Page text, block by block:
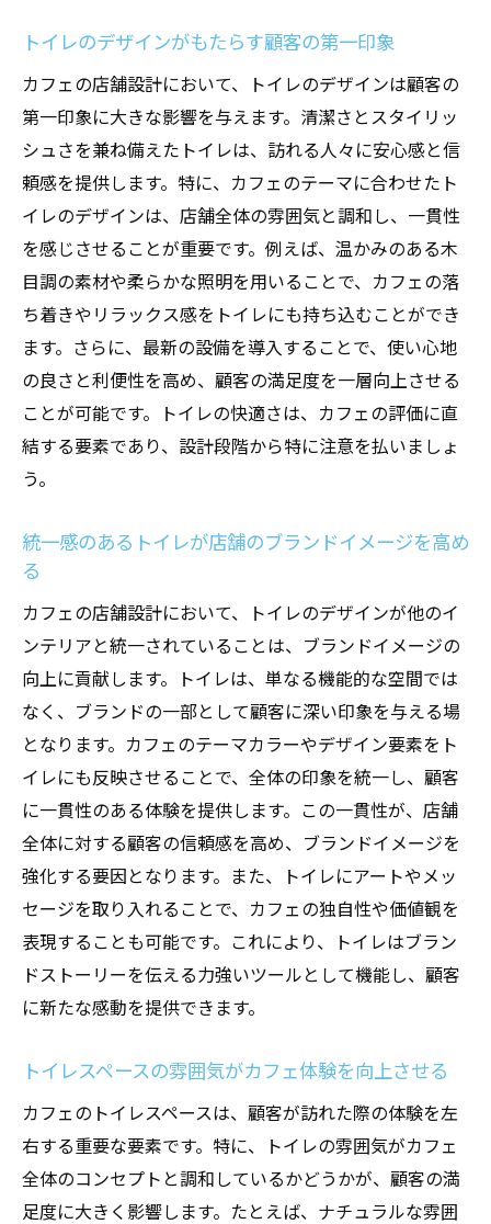
トイレのデザインがもたらす顧客の第一印象
カフェの店舗設計において、トイレのデザインは顧客の
第一印象に大きな影響を与えます。清潔さとスタイリッ
シュさを兼ね備えたトイレは、訪れる人々に安心感と信
頼感を提供します。特に、カフェのテーマに合わせたト
イレのデザインは、店舗全体の雰囲気と調和し、一貫性
を感じさせることが重要です。例えば、温かみのある木
目調の素材や柔らかな照明を用いることで、カフェの落
ち着きやリラックス感をトイレにも持ち込むことができ
ます。さらに、最新の設備を導入することで、使い心地
の良さと利便性を高め、顧客の満足度を一層向上させる
ことが可能です。トイレの快適さは、カフェの評価に直
結する要素であり、設計段階から特に注意を払いましょ
う。
統一感のあるトイレが店舗のブランドイメージを高め
る
カフェの店舗設計において、トイレのデザインが他のイ
ンテリアと統一されていることは、ブランドイメージの
向上に貢献します。トイレは、単なる機能的な空間では
なく、ブランドの一部として顧客に深い印象を与える場
となります。カフェのテーマカラーやデザイン要素をト
イレにも反映させることで、全体の印象を統一し、顧客
に一貫性のある体験を提供します。この一貫性が、店舗
全体に対する顧客の信頼感を高め、ブランドイメージを
強化する要因となります。また、トイレにアートやメッ
セージを取り入れることで、カフェの独自性や価値観を
表現することも可能です。これにより、トイレはブラン
ドストーリーを伝える力強いツールとして機能し、顧客
に新たな感動を提供できます。
トイレスペースの雰囲気がカフェ体験を向上させる
カフェのトイレスペースは、顧客が訪れた際の体験を左
右する重要な要素です。特に、トイレの雰囲気がカフェ
全体のコンセプトと調和しているかどうかが、顧客の満
足度に大きく影響します。たとえば、ナチュラルな雰囲